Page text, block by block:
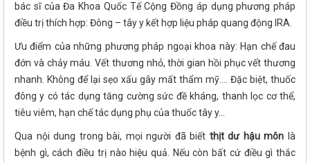
bác sĩ của Đa Khoa Quốc Tế Cộng Đồng áp dụng phương pháp
điều trị thích hợp: Đông – tây y kết hợp liệu pháp quang động IRA.
Ưu điểm của những phương pháp ngoại khoa này: Hạn chế đau
đớn và chảy máu. Vết thương nhỏ, thời gian hồi phục vết thương
nhanh. Không để lại sẹo xấu gây mất thẩm mỹ.... Đặc biệt, thuốc
đông y có tác dụng tăng cường sức đề kháng, thanh lọc cơ thể,
tiêu viêm, hạn chế tác dụng phụ của thuốc tây y...
Qua nội dung trong bài, mọi người đã biết thịt dư hậu môn là
bệnh gì, cách điều trị nào hiệu quả. Nếu còn bất cứ điều gì thắc